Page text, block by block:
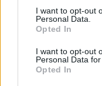
consent section.
I want to opt-out
Personal Data.
Opted In
I want to opt-out
Personal Data
Opted In